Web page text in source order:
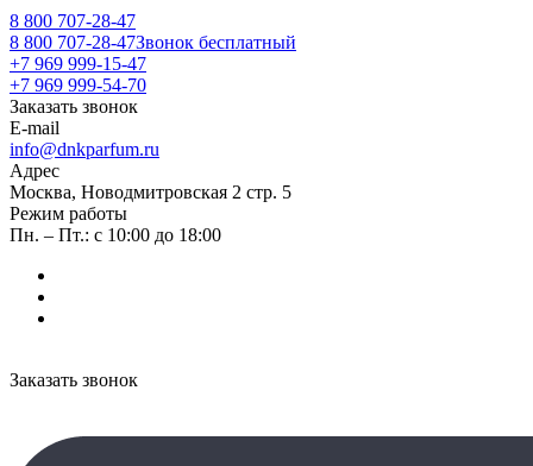
8 800 707-28-47
8 800 707-28-47Звонок бесплатный
+7 969 999-15-47
+7 969 999-54-70
Заказать звонок
E-mail
info@dnkparfum.ru
Адрес
Москва, Новодмитровская 2 стр. 5
Режим работы
Пн. – Пт.: с 10:00 до 18:00
Заказать звонок